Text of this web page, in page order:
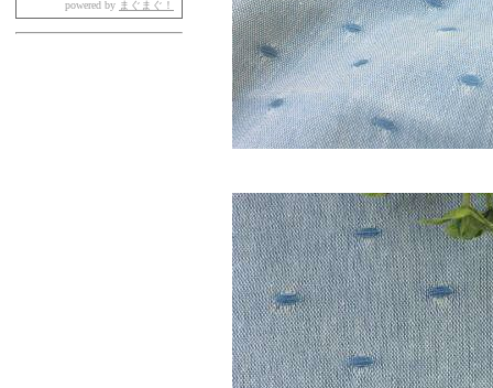
powered by まぐまぐ！